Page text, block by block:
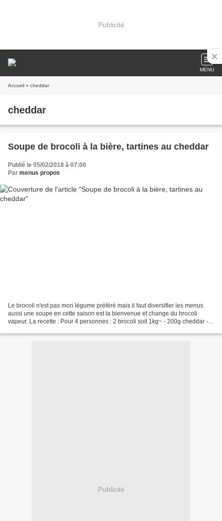
Publicité
MENU
Accueil » cheddar
cheddar
Soupe de brocoli à la bière, tartines au cheddar
Publié le 05/02/2018 à 07:00
Par menus propos
Le brocoli n'est pas mon légume préféré mais il faut diversifier les menus
aussi une soupe en cette saison est la bienvenue et change du brocoli
vapeur. La recette : Pour 4 personnes : 2 brocoli soit 1kg~ - 200g cheddar - 1
Publicité